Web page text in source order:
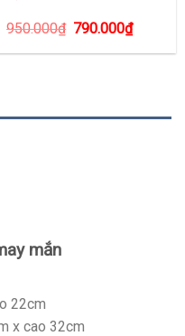
950.000₫ 790.000₫
mắn
22cm
x cao 32cm